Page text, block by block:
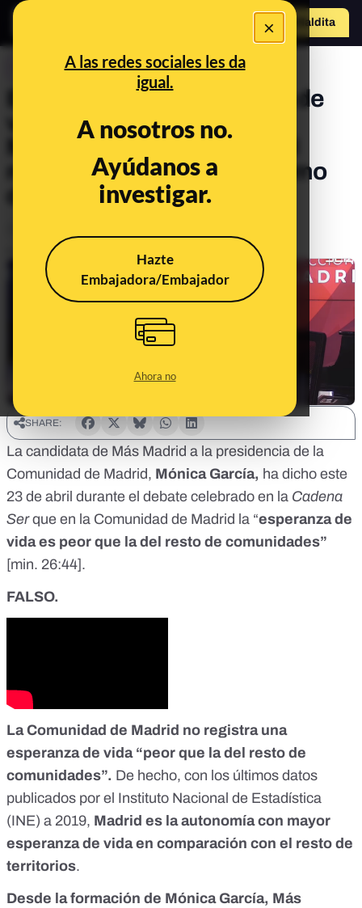
×
A las redes sociales les da
igual.
A nosotros no.
Ayúdanos a
investigar.
Hazte
Embajadora/Embajador
Ahora no
Hazte Maldito
CONTROL DEL PODER
Es falso que la "esperanza de
vida" de la Comunidad de
Madrid sea "peor que la del
resto de comunidades" como
dice Mónica García
Publicado el
SHARE:
La candidata de Más Madrid a la presidencia de la
Comunidad de Madrid, Mónica García, ha dicho este
23 de abril durante el debate celebrado en la Cadena
Serque en la Comunidad de Madrid la “esperanza de
vida es peor que la del resto de comunidades”
[min. 26:44].
FALSO.
La Comunidad de Madrid no registra una
esperanza de vida “peor que la del resto de
comunidades”. De hecho, con los últimos datos
publicados por el Instituto Nacional de Estadística
(INE) a 2019, Madrid es la autonomía con mayor
esperanza de vida en comparación con el resto de
territorios.
Desde la formación de Mónica García, Más